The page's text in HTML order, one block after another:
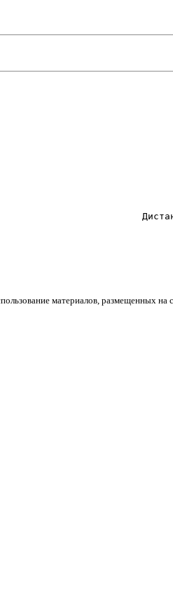
материалов, размещенных на